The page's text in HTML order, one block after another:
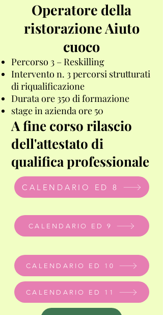
Operatore della
ristorazione Aiuto
cuoco
Percorso 3 – Reskilling
Intervento n. 3 percorsi strutturati
di riqualificazione
Durata ore 350 di formazione
stage in azienda ore 50
A fine corso rilascio
dell'attestato di
qualifica professionale
CALENDARIO ED 8
CALENDARIO ED 9
CALENDARIO ED 10
CALENDARIO ED 11